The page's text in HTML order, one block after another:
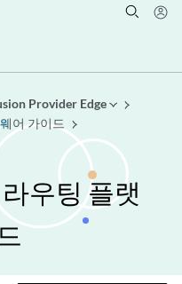
Provider Edge
어 가이드
우팅 플랫